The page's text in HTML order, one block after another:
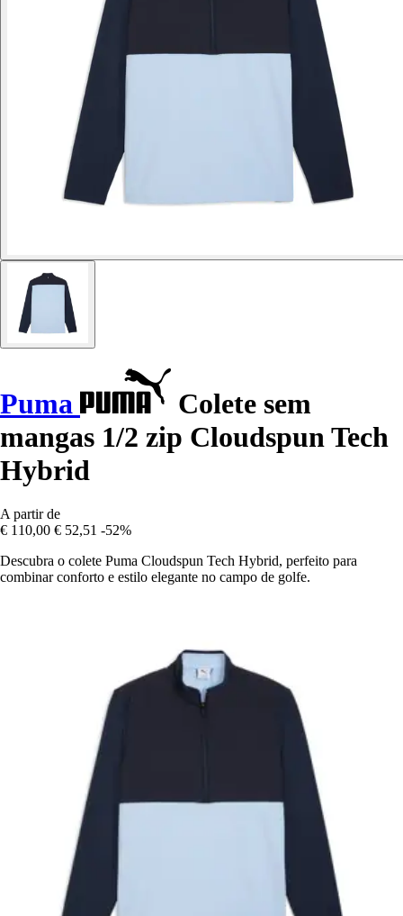
Puma
Colete sem
mangas 1/2 zip Cloudspun Tech
Hybrid
A partir de
€ 110,00 € 52,51 -52%
Descubra o colete Puma Cloudspun Tech Hybrid, perfeito para
combinar conforto e estilo elegante no campo de golfe.